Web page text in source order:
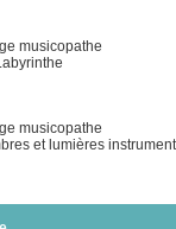
musicopathe
musicopathe
et lumières